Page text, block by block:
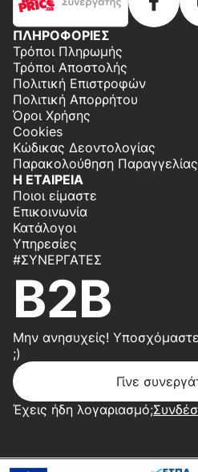
ΠΛΗΡΟΦΟΡΙΕΣ
Τρόποι Πληρωμής
Τρόποι Αποστολής
Πολιτική Επιστροφών
Πολιτική Απορρήτου
Όροι Χρήσης
Cookies
Κώδικας Δεοντολογίας
Παρακολούθηση Παραγγελίας
Η ΕΤΑΙΡΕΙΑ
Ποιοι είμαστε
Επικοινωνία
Κατάλογοι
Υπηρεσίες
#ΣΥΝΕΡΓΆΤΕΣ
B2B
Μην ανησυχείς!
;)
Γίνε
Έχεις ήδη λογαριασμό;